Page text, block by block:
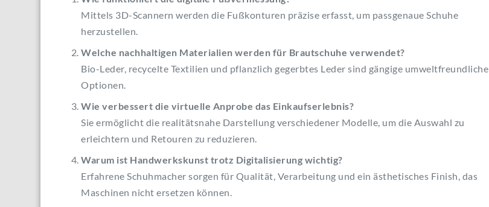
Mittels 3D-Scannern werden die Fußkonturen präzise erfasst, um passgenaue Schuhe
herzustellen.
Welche nachhaltigen Materialien werden für Brautschuhe verwendet?
Bio-Leder, recycelte Textilien und pflanzlich gegerbtes Leder sind gängige umweltfreundliche
Optionen.
Wie verbessert die virtuelle Anprobe das Einkaufserlebnis?
Sie ermöglicht die realitätsnahe Darstellung verschiedener Modelle, um die Auswahl zu
erleichtern und Retouren zu reduzieren.
Warum ist Handwerkskunst trotz Digitalisierung wichtig?
Erfahrene Schuhmacher sorgen für Qualität, Verarbeitung und ein ästhetisches Finish, das
Maschinen nicht ersetzen können.